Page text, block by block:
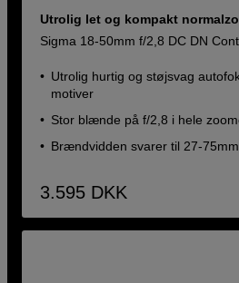
Utrolig let og kompakt
Sigma 18-50mm f/2,8 DC DN
Utrolig hurtig og støjsvag
motiver
Stor blænde på f/2,8 i hele
Brændvidden svarer til 27-
3.595 DKK